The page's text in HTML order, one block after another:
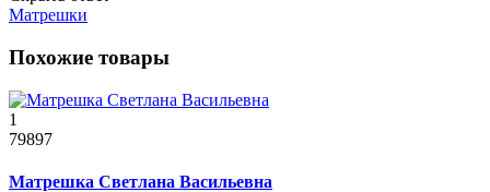
Матрешки
Похожие товары
1
79897
Матрешка Светлана Васильевна